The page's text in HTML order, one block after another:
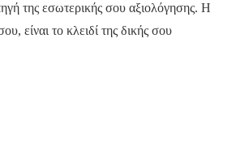
της εσωτερικής σου αξιολόγησης. Η
είναι το κλειδί της δικής σου